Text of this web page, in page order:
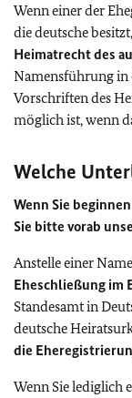
Wenn einer der
die deutsche
Heimatrecht des
Namensführung in
Vorschriften des
möglich ist, wenn
Welche
Wenn Sie
Sie bitte vorab
Anstelle einer
Eheschließung im
Standesamt in
deutsche
die
Wenn Sie lediglich